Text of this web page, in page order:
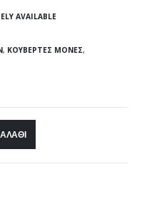
AVAILABLE
, ΚΟΥΒΈΡΤΕΣ ΜΟΝΈΣ,